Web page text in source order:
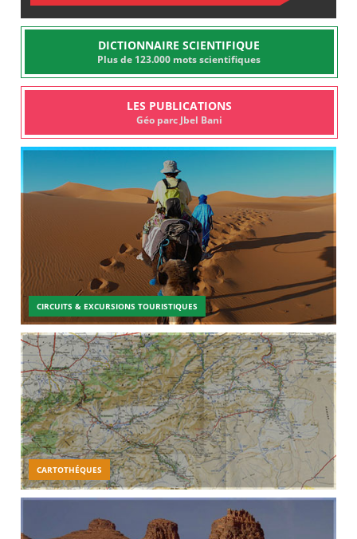
DICTIONNAIRE SCIENTIFIQUE
Plus de 123.000 mots scientifiques
LES PUBLICATIONS
Géo parc Jbel Bani
CIRCUITS & EXCURSIONS TOURISTIQUES
CARTOTHÉQUES